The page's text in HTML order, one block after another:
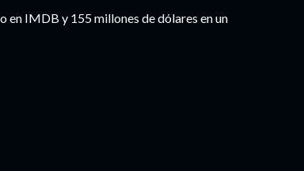
en IMDB y 155 millones de dólares en un